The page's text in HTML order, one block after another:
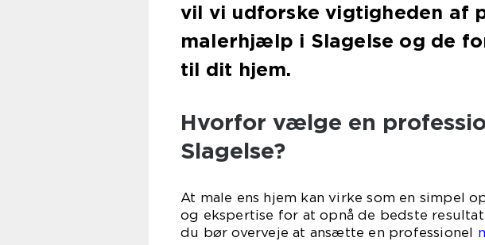
vil vi udforske vigtigheden af
malerhjælp i Slagelse og de
til dit hjem.
Hvorfor vælge en
Slagelse?
At male ens hjem kan virke som en simpel
og ekspertise for at opnå de bedste
du bør overveje at ansætte en professionel